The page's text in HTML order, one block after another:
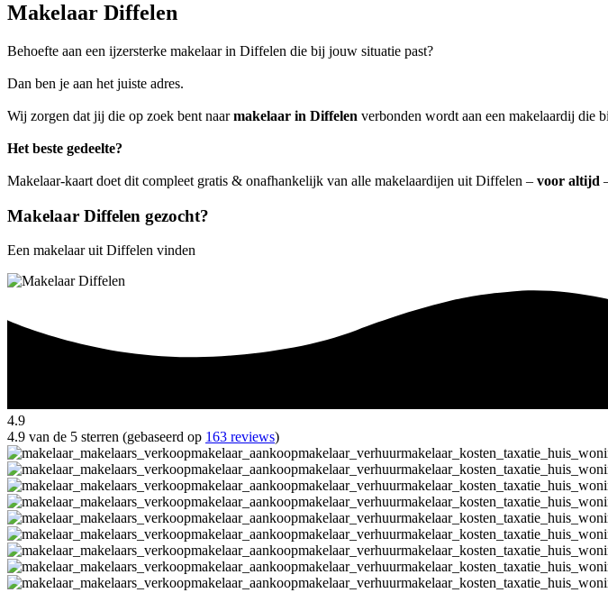
Makelaar Diffelen
Behoefte aan een ijzersterke makelaar in Diffelen die bij jouw situatie past?
Dan ben je aan het juiste adres.
Wij zorgen dat jij die op zoek bent naarmakelaar in Diffelen verbonden wordt aan een makelaardij die
Het beste gedeelte?
Makelaar-kaart doet dit compleet gratis & onafhankelijk van alle makelaardijen uit Diffelen – voor altijd
Makelaar Diffelen gezocht?
Een makelaar uit Diffelen vinden
4.9
4.9 van de 5 sterren (gebaseerd op 163 reviews)